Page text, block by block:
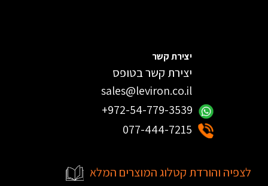
יצירת קשר
יצירת קשר בטופס
sales@leviron.co.il
+972-54-779-3539
077-444-7215
לצפיה והורדת קטלוג המוצרים המלא